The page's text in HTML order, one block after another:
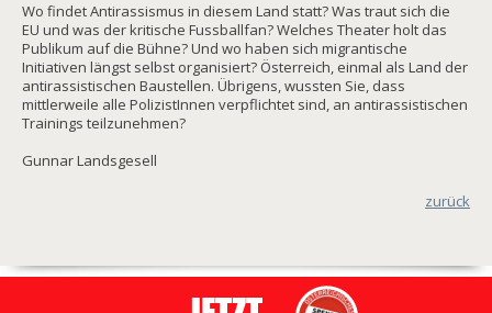
Wo findet Antirassismus in diesem Land statt? Was traut sich die
EU und was der kritische Fussballfan? Welches Theater holt das
Publikum auf die Bühne? Und wo haben sich migrantische
Initiativen längst selbst organisiert? Österreich, einmal als Land der
antirassistischen Baustellen. Übrigens, wussten Sie, dass
mittlerweile alle PolizistInnen verpflichtet sind, an antirassistischen
Trainings teilzunehmen?
Gunnar Landsgesell
zurück